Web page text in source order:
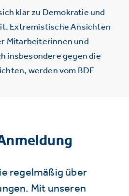
klar zu Demokratie und
Extremistische Ansichten
Mitarbeiterinnen und
insbesondere gegen die
werden vom BDE
regelmäßig über
Mit unseren